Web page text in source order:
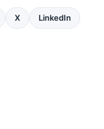
X LinkedIn